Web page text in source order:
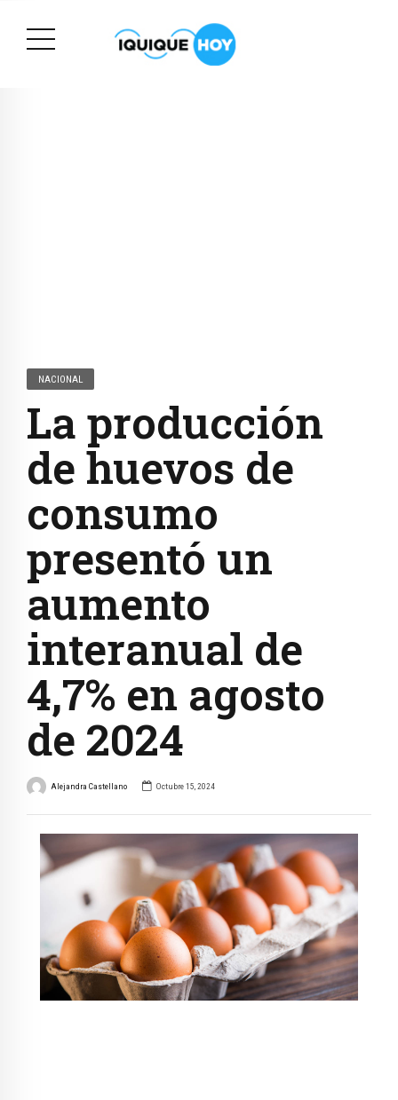
NACIONAL
La producción
de huevos de
consumo
presentó un
aumento
interanual de
4,7% en agosto
de 2024
Alejandra Castellano Octubre 15, 2024